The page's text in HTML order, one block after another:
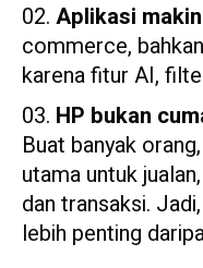
Aplikasi
commerce,
karena fitur AI,
HP bukan
Buat banyak
utama untuk
dan transaksi.
lebih penting